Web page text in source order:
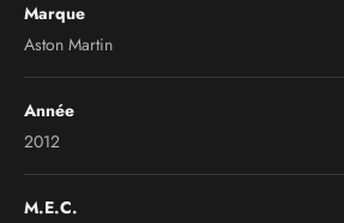
Marque
Aston Martin
Année
2012
M.E.C.